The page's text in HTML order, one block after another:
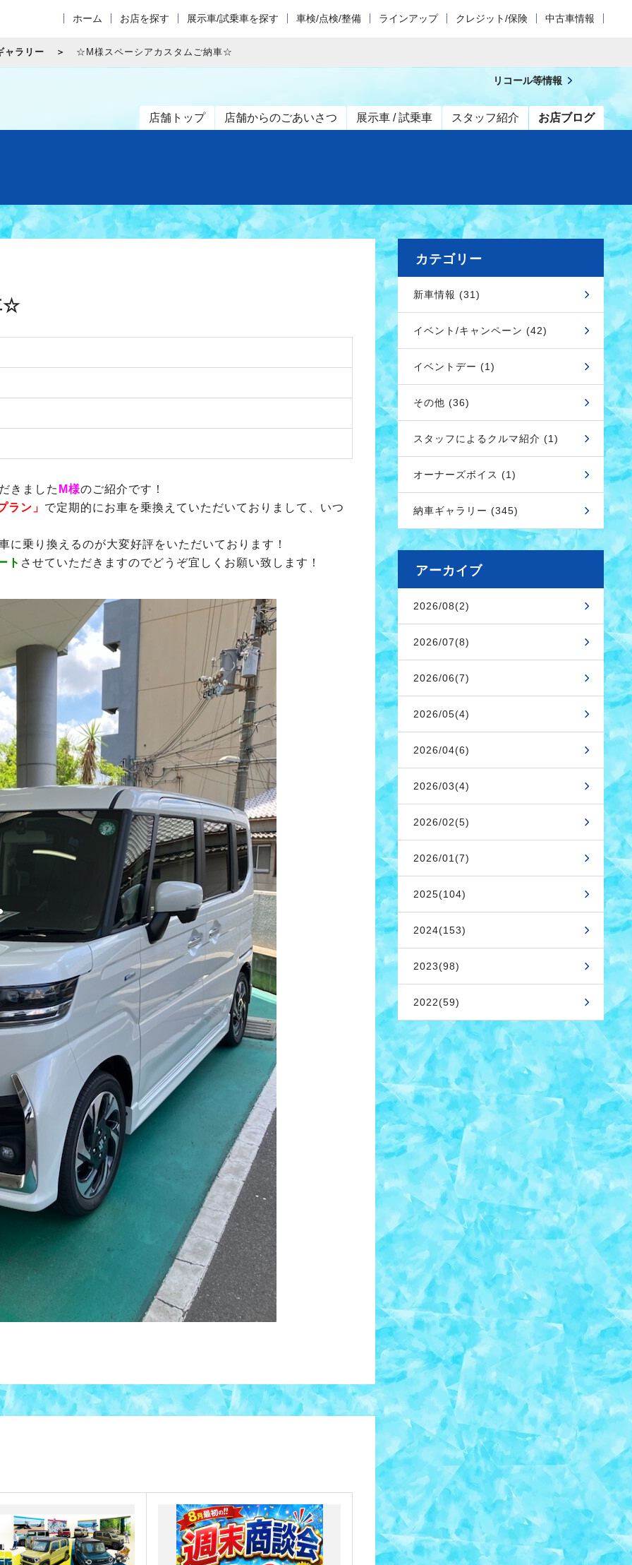
ホーム お店を探す 展示車/試乗車を探す 車検/点検/整備 ラインアップ クレジット/保険 中古車情報
ャラリー ☆M様スペーシアカスタムご納車☆
店舗トップ 店舗からのごあいさつ 展示車 / 試乗車 スタッフ紹介 お店ブログ
リコール等情報
☆
きました M様のご紹介です！
ラン」 で定期的にお車を乗換えていただいておりまして、いつ
に乗り換えるのが大変好評をいただいております！
ト させていただきますのでどうぞ宜しくお願い致します！
カテゴリー
新車情報 (31)
イベント/キャンペーン (42)
イベントデー (1)
その他 (36)
スタッフによるクルマ紹介 (1)
オーナーズボイス (1)
納車ギャラリー (345)
アーカイブ
2026/08(2)
2026/07(8)
2026/06(7)
2026/05(4)
2026/04(6)
2026/03(4)
2026/02(5)
2026/01(7)
2025(104)
2024(153)
2023(98)
2022(59)